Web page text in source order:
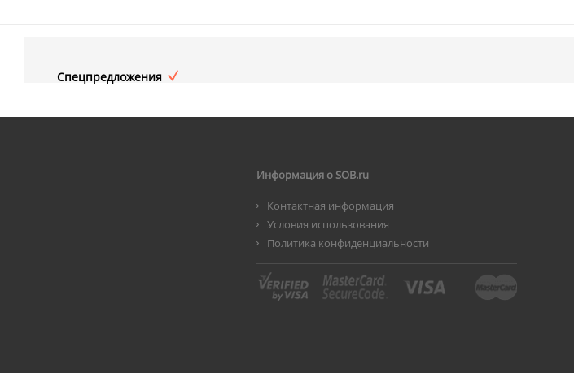
Спецпредложения
Информация о SOB.ru
Контактная информация
Условия использования
Политика конфиденциальности